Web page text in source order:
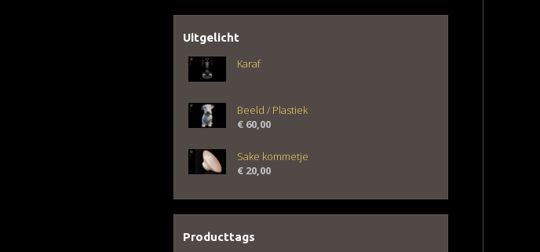
Uitgelicht
Karaf
Beeld / Plastiek
€ 60,00
Sake kommetje
€ 20,00
Producttags